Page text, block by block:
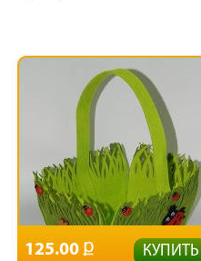
125.00 КУПИТЬ